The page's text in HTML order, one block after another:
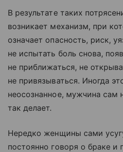
В результате таких
возникает механизм, при
означает опасность, риск,
не испытать боль снова,
не приближаться, не
не привязываться. Иногда
неосознанное, мужчина сам
так делает.
Нередко женщины сами
постоянно говоря о браке и